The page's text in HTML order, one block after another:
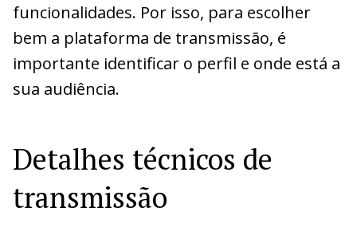
funcionalidades. Por isso, para escolher
bem a plataforma de transmissão, é
importante identificar o perfil e onde está a
sua audiência.
Detalhes técnicos de
transmissão